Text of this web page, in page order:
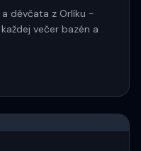
a děvčata z Orlíku -
každej večer bazén a